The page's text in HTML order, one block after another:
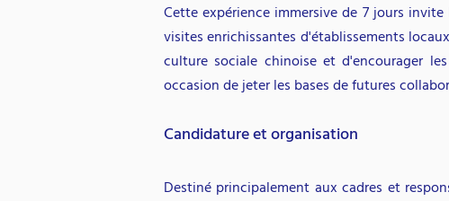
Cette expérience immersive de 7 jours invite
visites enrichissantes d'établissements
culture sociale chinoise et d'encourager
occasion de jeter les bases de futures
Candidature et organisation
Destiné principalement aux cadres et